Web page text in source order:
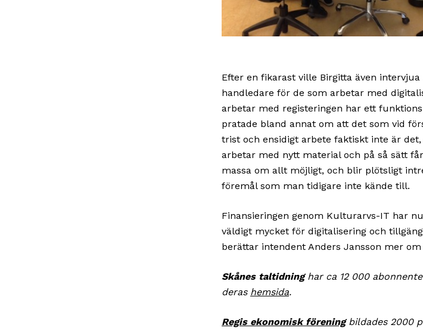
Efter en fikarast ville Birgitta även
handledare för de som arbetar med
arbetar med registeringen har ett
pratade bland annat om att det som vid
trist och ensidigt arbete faktiskt inte är
arbetar med nytt material och på så sätt
massa om allt möjligt, och blir plötsligt
föremål som man tidigare inte kände till.
Finansieringen genom Kulturarvs-IT har
väldigt mycket för digitalisering och
berättar intendent Anders Jansson mer
Skånes taltidninghar ca 12 000
deras hemsida.
Regis ekonomisk förening bildades 2000